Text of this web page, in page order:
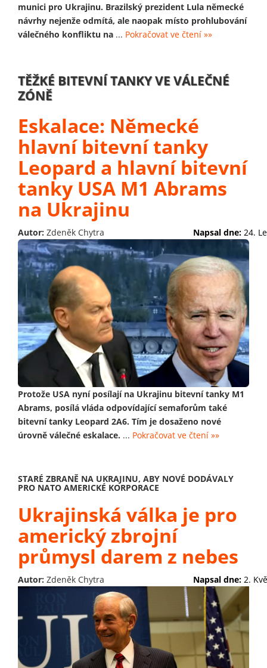
munici pro Ukrajinu. Brazilský prezident Lula německé
návrhy nejenže odmítá, ale naopak místo prohlubování
válečného konfliktu na ... Pokračovat ve čtení »»
TĚŽKÉ BITEVNÍ TANKY VE VÁLEČNÉ
ZÓNĚ
Eskalace: Německé
hlavní bitevní tanky
Leopard a hlavní bitevní
tanky USA M1 Abrams
na Ukrajinu
Autor: Zdeněk Chytra Napsal dne: 24.
Protože USA nyní posílají na Ukrajinu bitevní tanky M1
Abrams, posílá vláda odpovídající semaforům také
bitevní tanky Leopard 2A6. Tím je dosaženo nové
úrovně válečné eskalace. ... Pokračovat ve čtení »»
STARÉ ZBRANĚ NA UKRAJINU, ABY NOVÉ DODÁVALY
PRO NATO AMERICKÉ KORPORACE
Ukrajinská válka je pro
americký zbrojní
průmysl darem z nebes
Autor: Zdeněk Chytra Napsal dne: 2.